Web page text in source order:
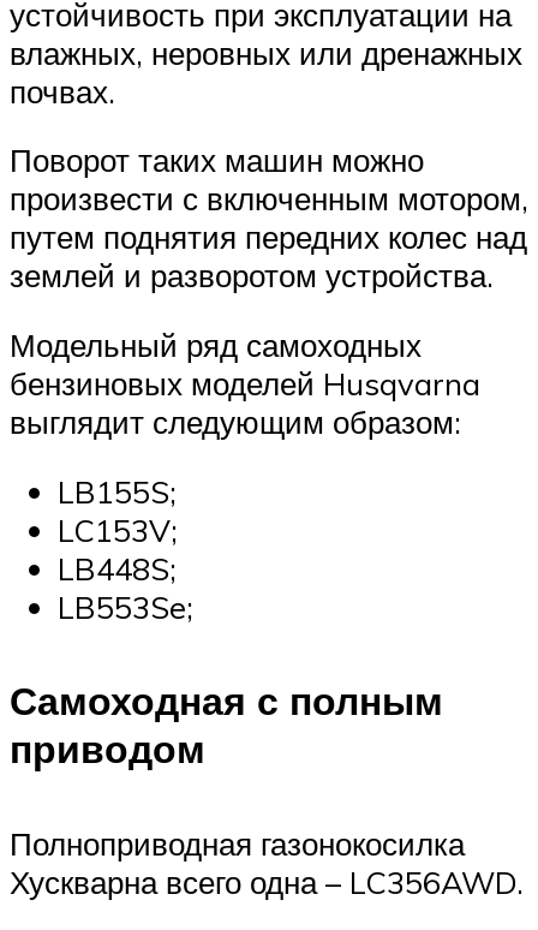
устойчивость при эксплуатации на
влажных, неровных или дренажных
почвах.
Поворот таких машин можно
произвести с включенным мотором,
путем поднятия передних колес над
землей и разворотом устройства.
Модельный ряд самоходных
бензиновых моделей Husqvarna
выглядит следующим образом:
LB155S;
LC153V;
LB448S;
LB553Se;
Самоходная с полным
приводом
Полноприводная газонокосилка
Хускварна всего одна – LC356AWD.